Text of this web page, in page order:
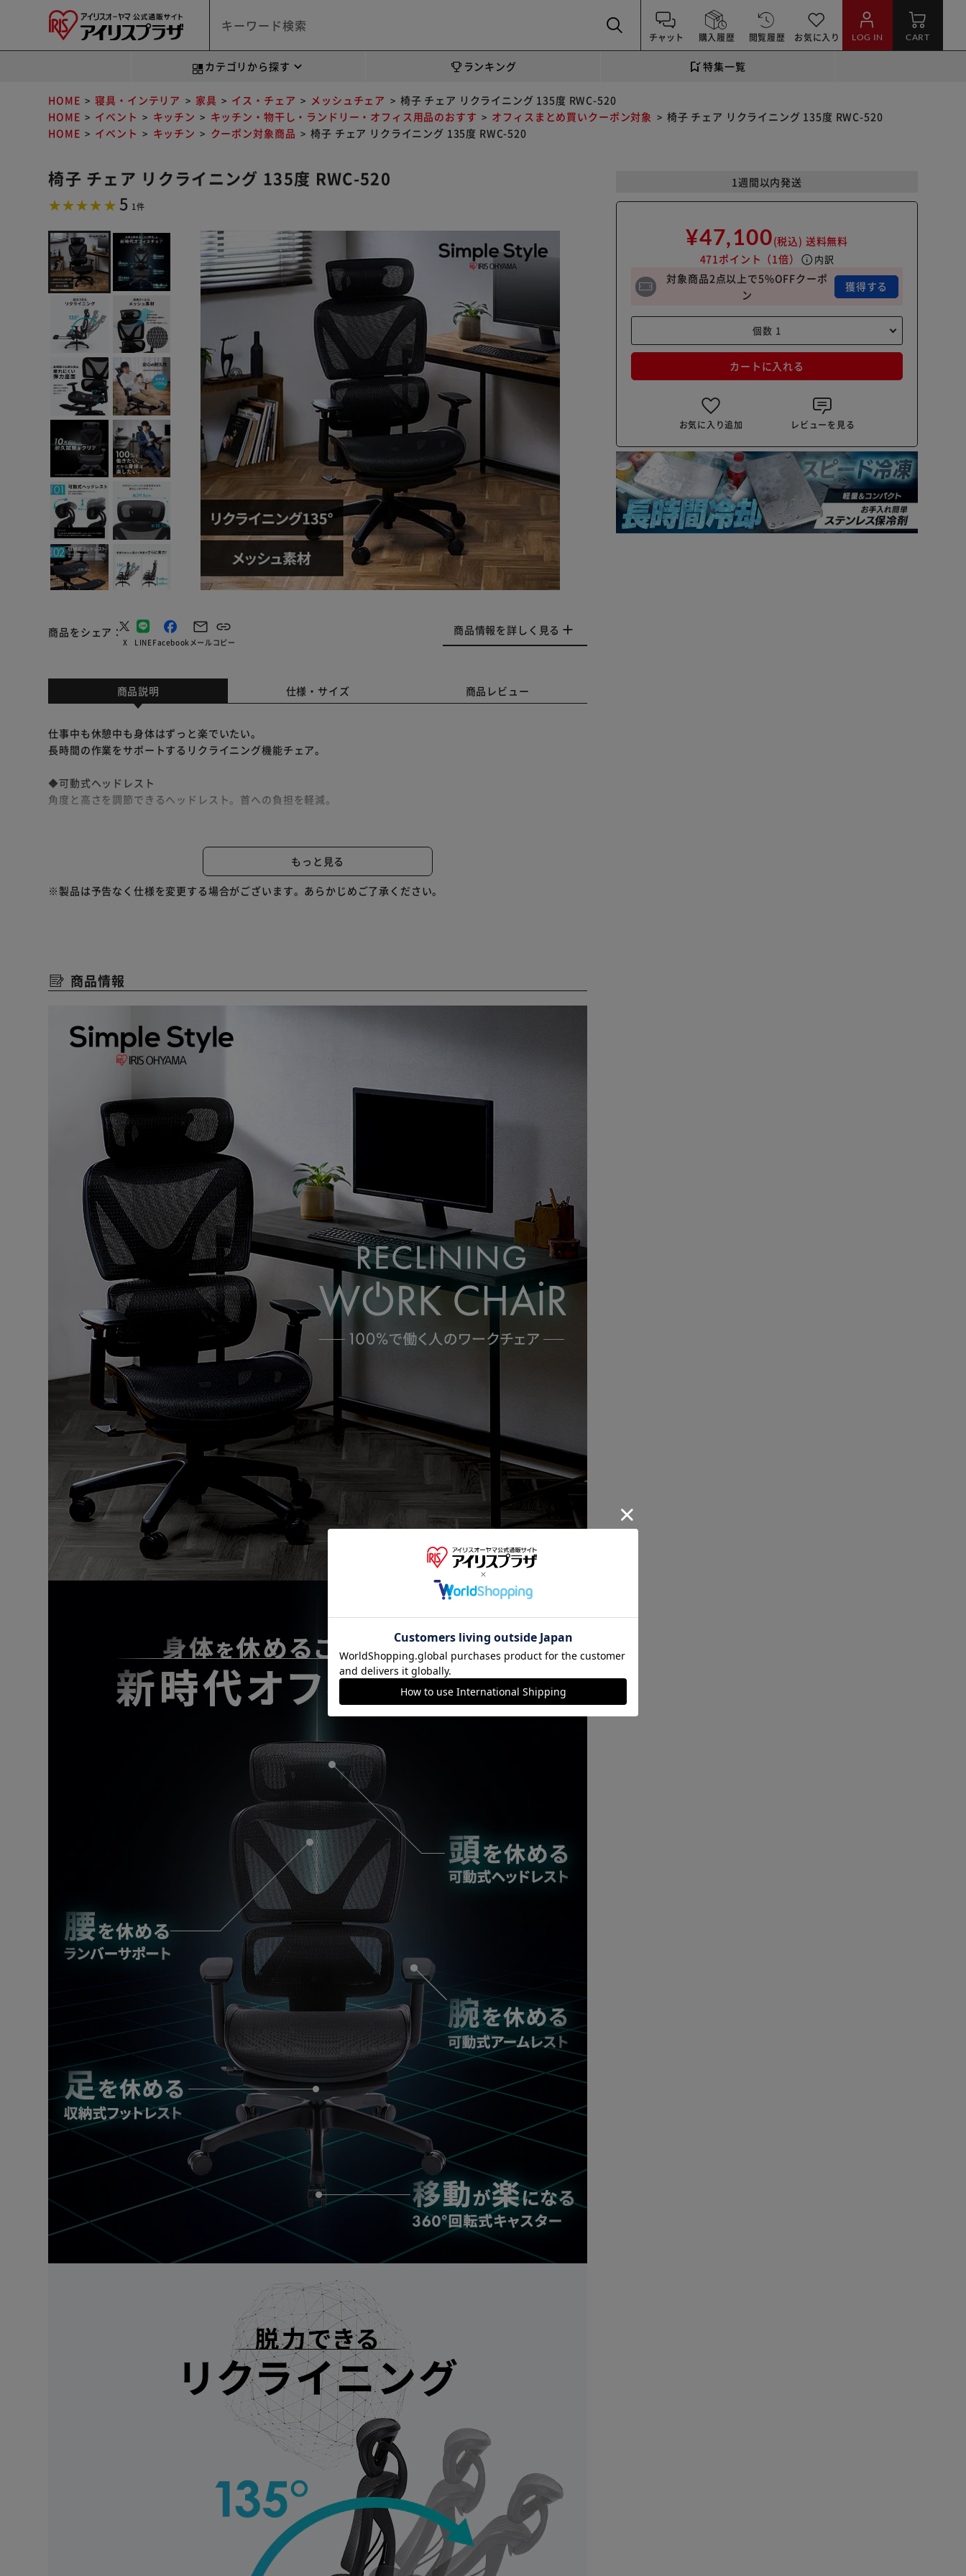
チャット 購入履歴 閲覧履歴 お気に入り LOG IN CART
カテゴリから探す ランキング 特集一覧
HOME 寝具・インテリア 家具 イス・チェア メッシュチェア
椅子 チェア リクライニング 135度 RWC-520
HOME
イベント キッチン キッチン・物干し・ランドリー・オフィス用品のおすす オフィスまとめ買いクーポン対象
椅子 チェア リクライニング 135度 RWC-520
HOME
イベント キッチン クーポン対象商品 椅子 チェア リクライニング 135度 RWC-520
椅子 チェア リクライニング 135度 RWC-520
5 1件
商品をシェア
X LINEFacebookメールコピー
商品情報を詳しく見る
1週間以内発送
¥47,100(税込) 送料無料
471ポイント （1倍） info 内訳
対象商品2点以上で5%OFFクーポ
ン
獲得する
カートに入れる
お気に入り追加 レビューを見る
商品説明 仕様・サイズ 商品レビュー
仕事中も休憩中も身体はずっと楽でいたい。
長時間の作業をサポートするリクライニング機能チェア。
◆可動式ヘッドレスト
角度と高さを調節できるヘッドレスト。首への負担を軽減。
◆可動式アームレスト
◆ウレタンキャスター
床に傷がつきにくく静かなウレタン素材。
むれずに快適！抜群の通気性と速乾性を持ち合わせたナイロン素材の全面メッシュ。
疲れにくい弾力座面。適度な弾力と傾斜のついた座面が正しい姿勢へ導き疲れにくい。
安心の耐久性。耐荷重約100kg。
強度の高いスチール脚を防食性のあるエポキシ樹脂で塗装。
付属の六角レンチで簡単組み立て。
★お客様組立★
もっと見る
※製品は予告なく仕様を変更する場合がございます。あらかじめご了承ください。
商品情報
※ご確認ください